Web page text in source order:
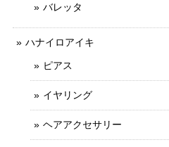
バレッタ
ハナイロアイキ
ピアス
イヤリング
ヘアアクセサリー